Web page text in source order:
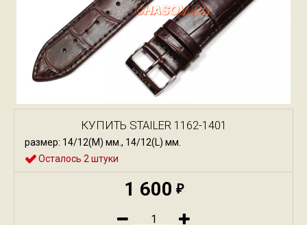
КУПИТЬ STAILER 1162-1401
размер: 14/12(M) мм., 14/12(L) мм.
Осталось 2 штуки
1 600 ₽